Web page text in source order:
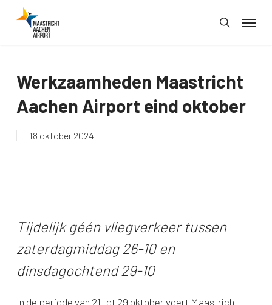
search
Menu
Werkzaamheden Maastricht
Aachen Airport eind oktober
18 oktober 2024
Tijdelijk géén vliegverkeer tussen
zaterdagmiddag 26-10 en
dinsdagochtend 29-10
In de periode van 21 tot 29 oktober voert Maastricht